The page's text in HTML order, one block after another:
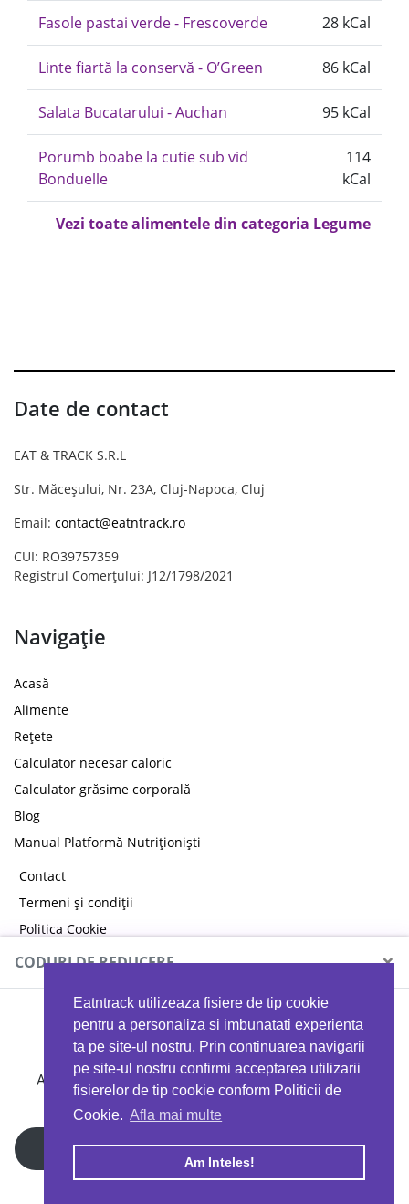
Eatntrack utilizeaza fisiere de tip cookie
pentru a personaliza si imbunatati experienta
ta pe site-ul nostru. Prin continuarea navigarii
pe site-ul nostru confirmi acceptarea utilizarii
fisierelor de tip cookie conform Politicii de
Cookie. Afla mai multe
Am Inteles!
Fasole pastai verde - Frescoverde 28 kCal
Linte fiartă la conservă - O’Green 86 kCal
Salata Bucatarului - Auchan 95 kCal
Porumb boabe la cutie sub vid
Bonduelle
114
kCal
Vezi toate alimentele din categoria Legume
Date de contact
EAT & TRACK S.R.L
Str. Măceșului, Nr. 23A, Cluj-Napoca, Cluj
Email: contact@eatntrack.ro
CUI: RO39757359
Registrul Comerțului: J12/1798/2021
Navigație
Acasă
Alimente
Rețete
Calculator necesar caloric
Calculator grăsime corporală
Blog
Manual Platformă Nutriționiști
Contact
Termeni și condiții
Politica Cookie
Politica de confidențialitate
Copyright © 2026 EAT & TRACK S.R.L
CODURI DE REDUCERE ×
MYPROTEIN
Ai 40%reducere la orice comandă folosind codul
EATTRACK
Profită acum